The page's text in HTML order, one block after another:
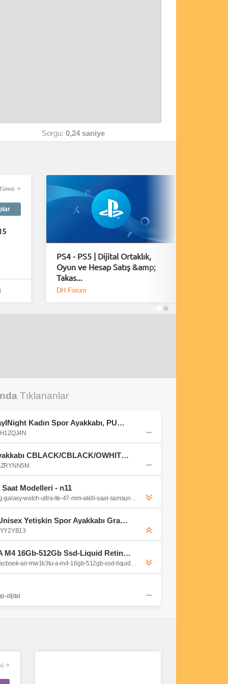
Sorgu: 0,24 saniye
PS4 - PS5 | Dijital Ortaklık,
Oyun ve Hesap Satış &amp;
Takas...
DH Forum
Tıklananlar
PUMA BELLA DONNA DayINight Kadın Spor Ayakkabı, PUMA Black-PUMA Silver, 35.5 : Amazon.com.tr: Moda
adidas Erkek PARK ST Ayakkabı CBLACK/CBLACK/OWHITE 44 2/3 : Amazon.com.tr: Moda
Saat Modelleri - n11
https://www.n11.com/urun/samsung-galaxy-watch-ultra-lte-47-mm-akilli-saat-samsung-turkiye-garantili-56077661?magaza=mediamarkt
PUMA PUMA Smash 3.0 Unisex Yetişkin Spor Ayakkabı Gray Tile-PUMA Black-White 37 : Amazon.com.tr: Moda
MacBook Air MW1K3TU/A M4 16Gb-512Gb Ssd-Liquid Retina-15.3inc-Yıldız Işığı - Vatan Bilgisayar
https://www.vatanbilgisayar.com/macbook-air-mw1k3tu-a-m4-16gb-512gb-ssd-liquid-retina-15-3inc-yildiz-isigi.html
dijital